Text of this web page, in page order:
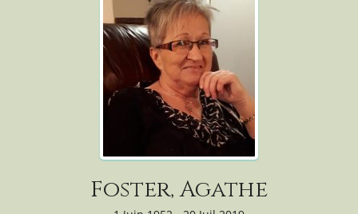
Foster, Agathe